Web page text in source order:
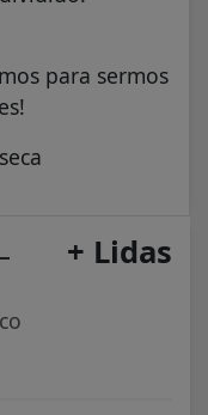
para sermos
+ Lidas